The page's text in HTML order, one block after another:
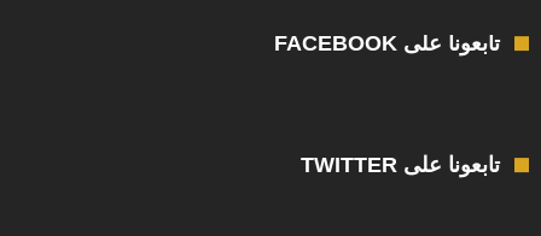
تابعونا على FACEBOOK
تابعونا على TWITTER